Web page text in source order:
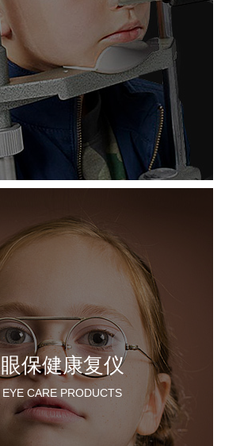
眼保健康复仪
EYE CARE PRODUCTS